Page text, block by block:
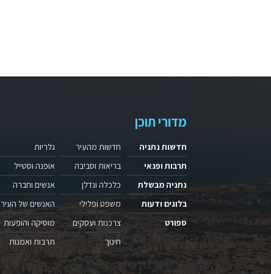
מדורי תוכן
חדשות נתניה
תרבות ופנאי
נתניה מבשלת
בלוגים ודעות
ספורט
חדשות מהעיר
בריאות וסביבה
כלכלה ונדלן
משפט ופלילי
צרכנות ועסקים
חינוך
גלריות
אופנה וסטייל
אנשים וחברה
האנשים של העיר
מוסיקה והופעות
תרבות ואמנות